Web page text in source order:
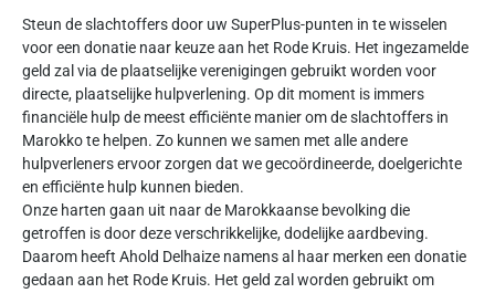
Steun de slachtoffers door uw SuperPlus-punten in te wisselen
voor een donatie naar keuze aan het Rode Kruis. Het ingezamelde
geld zal via de plaatselijke verenigingen gebruikt worden voor
directe, plaatselijke hulpverlening. Op dit moment is immers
financiële hulp de meest efficiënte manier om de slachtoffers in
Marokko te helpen. Zo kunnen we samen met alle andere
hulpverleners ervoor zorgen dat we gecoördineerde, doelgerichte
en efficiënte hulp kunnen bieden.
Onze harten gaan uit naar de Marokkaanse bevolking die
getroffen is door deze verschrikkelijke, dodelijke aardbeving.
Daarom heeft Ahold Delhaize namens al haar merken een donatie
gedaan aan het Rode Kruis. Het geld zal worden gebruikt om